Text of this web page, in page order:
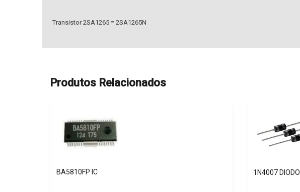
Transistor 2SA1265 = 2SA1265N
Produtos Relacionados
BA5810FP IC 1N4007 DIODO